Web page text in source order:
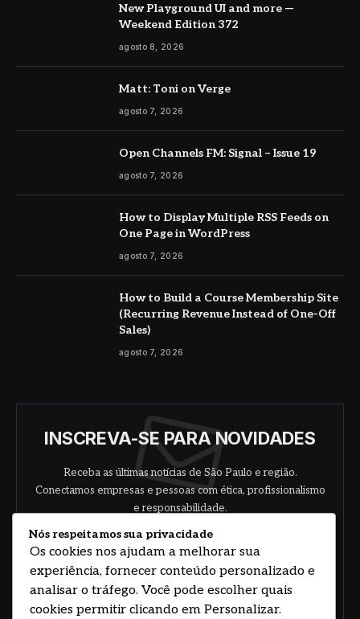
New Playground UI and more —
Weekend Edition 372
agosto 8, 2026
Matt: Toni on Verge
agosto 7, 2026
Open Channels FM: Signal – Issue 19
agosto 7, 2026
How to Display Multiple RSS Feeds on
One Page in WordPress
agosto 7, 2026
How to Build a Course Membership Site
(Recurring Revenue Instead of One-Off
Sales)
agosto 7, 2026
INSCREVA-SE PARA NOVIDADES
Receba as últimas notícias de São Paulo e região.
Conectamos empresas e pessoas com ética, profissionalismo
e responsabilidade.
Nós respeitamos sua privacidade
Os cookies nos ajudam a melhorar sua
experiência, fornecer conteúdo personalizado e
analisar o tráfego. Você pode escolher quais
cookies permitir clicando em Personalizar.